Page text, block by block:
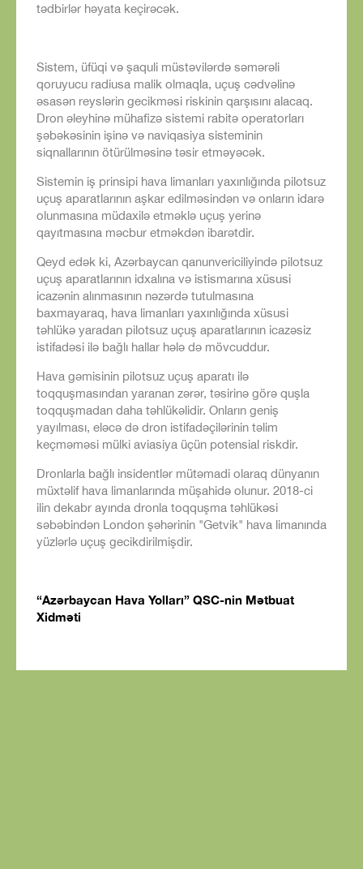
tədbirlər həyata keçirəcək.
Sistem, üfüqi və şaquli müstəvilərdə səmərəli
qoruyucu radiusa malik olmaqla, uçuş cədvəlinə
əsasən reyslərin gecikməsi riskinin qarşısını alacaq.
Dron əleyhinə mühafizə sistemi rabitə operatorları
şəbəkəsinin işinə və naviqasiya sisteminin
siqnallarının ötürülməsinə təsir etməyəcək.
Sistemin iş prinsipi hava limanları yaxınlığında pilotsuz
uçuş aparatlarının aşkar edilməsindən və onların idarə
olunmasına müdaxilə etməklə uçuş yerinə
qayıtmasına məcbur etməkdən ibarətdir.
Qeyd edək ki, Azərbaycan qanunvericiliyində pilotsuz
uçuş aparatlarının idxalına və istismarına xüsusi
icazənin alınmasının nəzərdə tutulmasına
baxmayaraq, hava limanları yaxınlığında xüsusi
təhlükə yaradan pilotsuz uçuş aparatlarının icazəsiz
istifadəsi ilə bağlı hallar hələ də mövcuddur.
Hava gəmisinin pilotsuz uçuş aparatı ilə
toqquşmasından yaranan zərər, təsirinə görə quşla
toqquşmadan daha təhlükəlidir. Onların geniş
yayılması, eləcə də dron istifadəçilərinin təlim
keçməməsi mülki aviasiya üçün potensial riskdir.
Dronlarla bağlı insidentlər mütəmadi olaraq dünyanın
müxtəlif hava limanlarında müşahidə olunur. 2018-ci
ilin dekabr ayında dronla toqquşma təhlükəsi
səbəbindən London şəhərinin "Getvik" hava limanında
yüzlərlə uçuş gecikdirilmişdir.
“Azərbaycan Hava Yolları” QSC-nin Mətbuat
Xidməti